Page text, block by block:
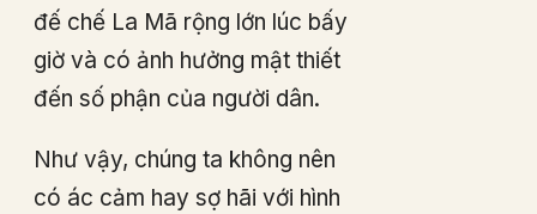
đế chế La Mã rộng lớn lúc bấy
giờ và có ảnh hưởng mật thiết
đến số phận của người dân.
Như vậy, chúng ta không nên
có ác cảm hay sợ hãi với hình